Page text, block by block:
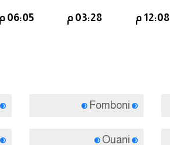
12:08 م 03:28 م 06:05 م